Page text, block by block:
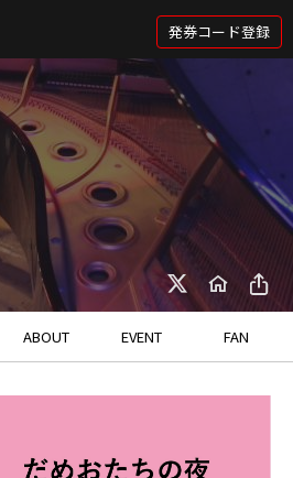
発券コード登録
ABOUT EVENT FAN